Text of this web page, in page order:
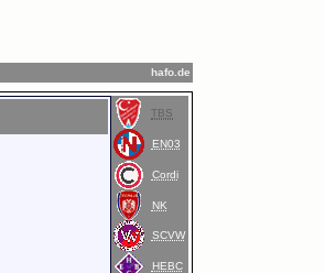
hafo.de
TBS
EN03
Cordi
NK
SCVW
HEBC